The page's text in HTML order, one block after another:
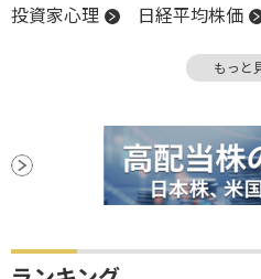
投資家心理
日経平均株価
もっと